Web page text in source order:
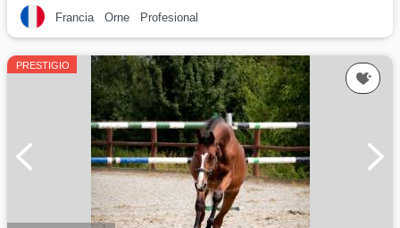
Francia Orne Profesional
PRESTIGIO